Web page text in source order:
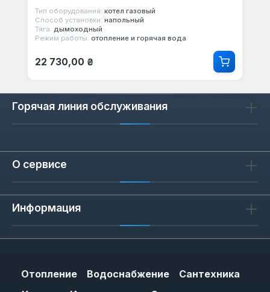
Тип оборудования: котел газовый
Способ установки: напольный
Тяга: дымоходный
Режим работы: отопление и горячая вода
Обычная цена:
22 730,00 ₴
Горячая линия обслуживания
О сервисе
Информация
Отопление Водоснабжение
Сантехника